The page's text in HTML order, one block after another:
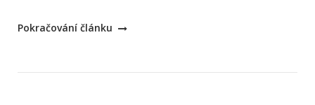
„Průvodce
Pokračování článku